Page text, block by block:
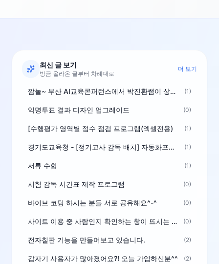
최신 글 보기
방금 올라온 글부터 차례대로
더 보기
깜놀~ 부산 AI교육콘퍼런스에서 박진환쌤이 상받으려 나오셨네요~ ^^ (1)
익명투표 결과 디자인 업그레이드 (0)
[수행평가 영역별 점수 점검 프로그램(엑셀전용) (1)
경기도교육청 - [정기고사 감독 배치] 자동화프로그램 보급 (1)
서류 수합 (1)
시험 감독 시간표 제작 프로그램 (0)
바이브 코딩 하시는 분들 서로 공유해요^-^ (0)
사이트 이용 중 사람인지 확인하는 창이 뜨시는 분은 알려주세요 (0)
전자칠판 기능을 만들어보고 있습니다. (2)
갑자기 사용자가 많아졌어요?! 오늘 가입하신분^^ (2)